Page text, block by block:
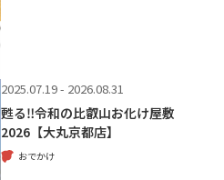
2025.07.19 - 2026.08.31
甦る‼令和の比叡山お化け屋敷
2026【大丸京都店】
おでかけ